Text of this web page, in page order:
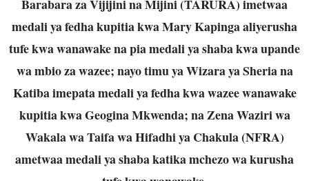
Barabara za Vijijini na Mijini (TARURA) imetwaa
medali ya fedha kupitia kwa Mary Kapinga aliyerusha
tufe kwa wanawake na pia medali ya shaba kwa upande
wa mbio za wazee; nayo timu ya Wizara ya Sheria na
Katiba imepata medali ya fedha kwa wazee wanawake
kupitia kwa Geogina Mkwenda; na Zena Waziri wa
Wakala wa Taifa wa Hifadhi ya Chakula (NFRA)
ametwaa medali ya shaba katika mchezo wa kurusha